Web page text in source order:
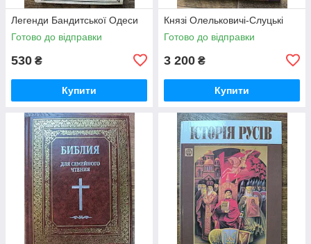
Легенди Бандитської Одеси
Готово до відправки
530 ₴
Купити
Князі Олельковичі-Слуцькі
Готово до відправки
3 200 ₴
Купити